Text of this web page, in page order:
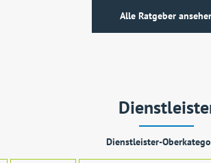
Alle Ratgeber
Dienstleister-